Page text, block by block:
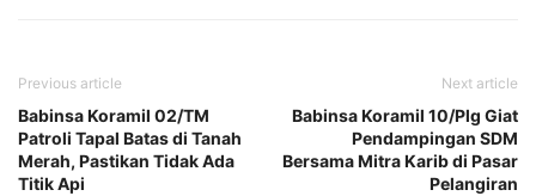
Previous article
Babinsa Koramil 02/TM
Patroli Tapal Batas di Tanah
Merah, Pastikan Tidak Ada
Titik Api
Next article
Babinsa Koramil 10/Plg Giat
Pendampingan SDM
Bersama Mitra Karib di Pasar
Pelangiran